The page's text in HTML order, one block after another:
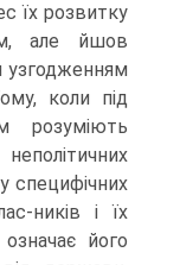
їх розвитку
але йшов
узгодженням
коли під
розуміють
специфічних
ників і їх
його